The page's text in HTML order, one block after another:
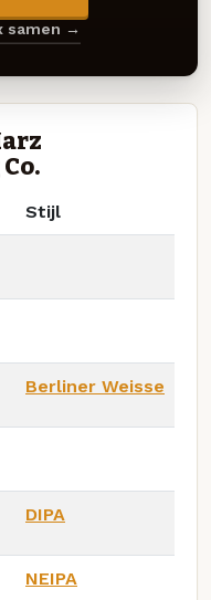
samen →
Stijl
Berliner Weisse
DIPA
NEIPA